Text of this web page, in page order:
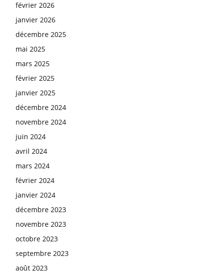
février 2026
janvier 2026
décembre 2025
mai 2025
mars 2025
février 2025
janvier 2025
décembre 2024
novembre 2024
juin 2024
avril 2024
mars 2024
février 2024
janvier 2024
décembre 2023
novembre 2023
octobre 2023
septembre 2023
août 2023